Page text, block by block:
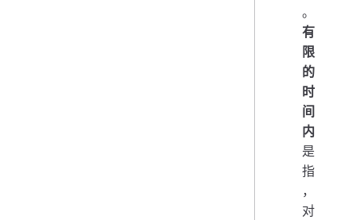
。
有
限
的
时
间
内
是
指
，
对